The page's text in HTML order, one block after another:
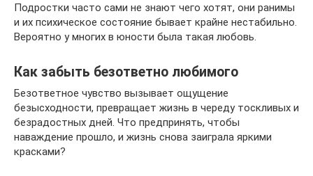
Подростки часто сами не знают чего хотят, они ранимы
и их психическое состояние бывает крайне нестабильно.
Вероятно у многих в юности была такая любовь.
Как забыть безответно любимого
Безответное чувство вызывает ощущение
безысходности, превращает жизнь в череду тоскливых и
безрадостных дней. Что предпринять, чтобы
наваждение прошло, и жизнь снова заиграла яркими
красками?